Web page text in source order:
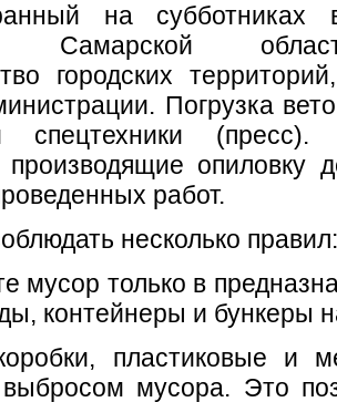
на субботниках
Самарской
городских
Погрузка
спецтехники
производящие опиловку
работ.
несколько правил:
мусор только в
контейнеры и бункеры
пластиковые и
мусора. Это